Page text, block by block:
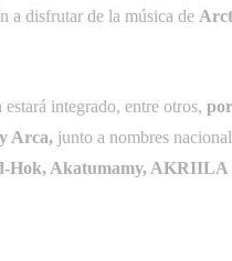
a disfrutar de la música de
integrado, entre otros,
Arca, junto a nombres
Hok, Akatumamy,